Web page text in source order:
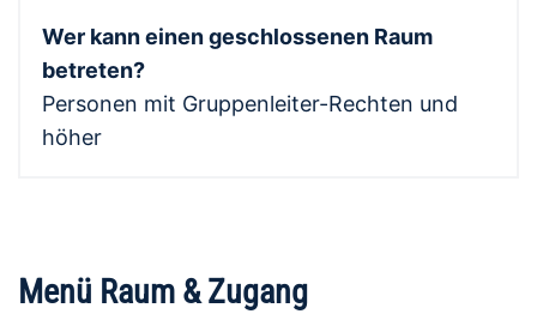
Wer kann einen geschlossenen Raum
betreten?
Personen mit Gruppenleiter-Rechten und
höher
Menü Raum & Zugang